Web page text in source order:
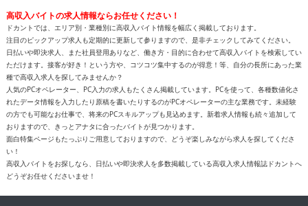
高収入バイトの求人情報ならお任せください！
ドカントでは、エリア別・業種別に高収入バイト情報を幅広く掲載しております。
注目のピックアップ求人も定期的に更新して参りますので、是非チェックしてみてください。
日払いや即決求人、また社員登用ありなど、働き方・目的に合わせて高収入バイトを検索してい
ただけます。接客が好き！という方や、コツコツ集中するのが得意！等、自分の長所にあった業
種で高収入求人を探してみませんか？
人気のPCオペレーター、PC入力の求人もたくさん掲載しています。PCを使って、各種数値化さ
れたデータ情報を入力したり原稿を書いたりするのがPCオペレーターの主な業務です。未経験
の方でも可能なお仕事で、将来のPCスキルアップも見込めます。新着求人情報も続々追加して
おりますので、きっとアナタに合ったバイトが見つかります。
面白特集ページもたっぷりご用意しておりますので、どうぞ楽しみながら求人を探してくださ
い！
高収入バイトをお探しなら、日払いや即決求人を多数掲載している高収入求人情報誌ドカントへ
どうぞお任せくださいませ！